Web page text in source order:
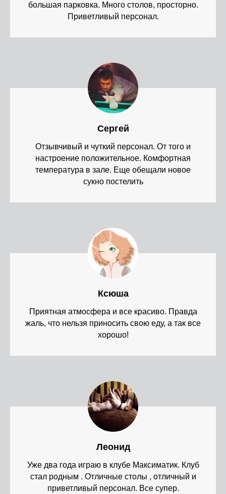
большая парковка. Много столов, просторно.
Приветливый персонал.
Сергей
Отзывчивый и чуткий персонал. От того и
настроение положительное. Комфортная
температура в зале. Еще обещали новое
сукно постелить
Ксюша
Приятная атмосфера и все красиво. Правда
жаль, что нельзя приносить свою еду, а так все
хорошо!
Леонид
Уже два года играю в клубе Максиматик. Клуб
стал родным . Отличные столы , отличный и
приветливый персонал. Все супер.